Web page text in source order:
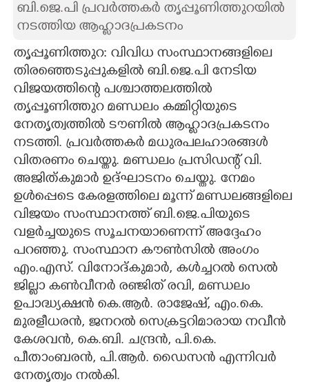
ASTRO
CARTOONS
LITERATURE
ZOOM
CONTACT US
ബി.ജെ.പി പ്രവർത്തകർ തൃപ്പൂണിത്തുറയിൽ
നടത്തിയ ആഹ്ലാദപ്രകടനം
തൃപ്പൂണിത്തുറ: വിവിധ സംസ്ഥാനങ്ങളിലെ
തിരഞ്ഞെടുപ്പുകളിൽ ബി.ജെ.പി നേടിയ
വിജയത്തിന്റെ പശ്ചാത്തലത്തിൽ
തൃപ്പൂണിത്തുറ മണ്ഡലം കമ്മിറ്റിയുടെ
നേതൃത്വത്തിൽ ടൗണിൽ ആഹ്ലാദപ്രകടനം
നടത്തി. പ്രവർത്തകർ മധുരപലഹാരങ്ങൾ
വിതരണം ചെയ്തു. മണ്ഡലം പ്രസിഡന്റ് വി.
അജിത്കുമാർ ഉദ്ഘാടനം ചെയ്തു. നേമം
ഉൾപ്പെടെ കേരളത്തിലെ മൂന്ന് മണ്ഡലങ്ങളിലെ
വിജയം സംസ്ഥാനത്ത് ബി.ജെ.പിയുടെ
വളർച്ചയുടെ സൂചനയാണെന്ന് അദ്ദേഹം
പറഞ്ഞു. സംസ്ഥാന കൗൺസിൽ അംഗം
എം.എസ്. വിനോദ്കുമാർ, കൾച്ചറൽ സെൽ
ജില്ലാ കൺവീനർ രഞ്ജിത് രവി, മണ്ഡലം
ഉപാദ്ധ്യക്ഷൻ കെ.ആർ. രാജേഷ്, എം.കെ.
മുരളീധരൻ, ജനറൽ സെക്രട്ടറിമാരായ നവീൻ
കേശവൻ, കെ.ബി. ചന്ദ്രൻ, പി.കെ.
പീതാംബരൻ, പി.ആർ. ഡൈസൻ എന്നിവർ
നേതൃത്വം നൽകി.